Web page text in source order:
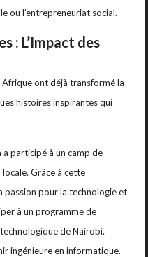
ou l’entrepreneuriat social.
: L’Impact des
Afrique ont déjà transformé la
histoires inspirantes qui
a participé à un camp de
Grâce à cette
passion pour la technologie et
à un programme de
de Nairobi.
ingénieure en informatique.